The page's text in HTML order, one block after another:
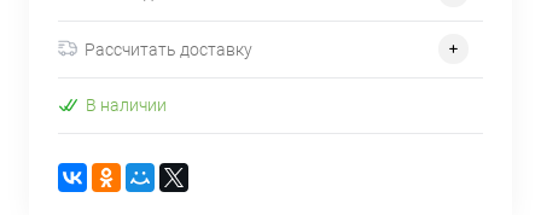
Рассчитать доставку
В наличии